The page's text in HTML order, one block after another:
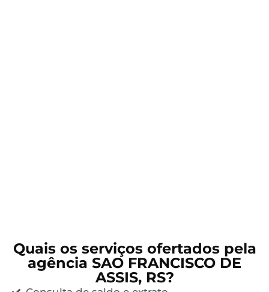
Quais os serviços ofertados pela
agência SAO FRANCISCO DE
ASSIS, RS?